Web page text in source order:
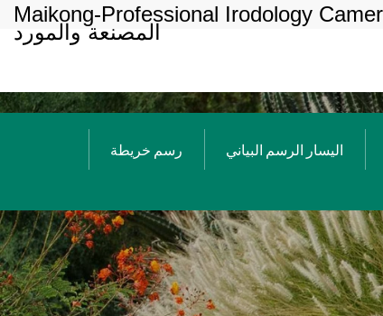
Maikong-Professional Irodology
المصنعة والمورد
اليسار الرسم البياني رسم خريطة